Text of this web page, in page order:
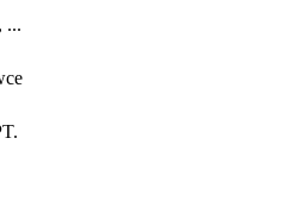
...